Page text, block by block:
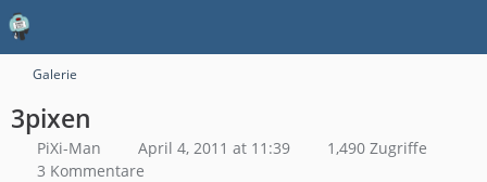
Galerie
3pixen
PiXi-Man April 4, 2011 at 11:39
1,490 Zugriffe
3 Kommentare